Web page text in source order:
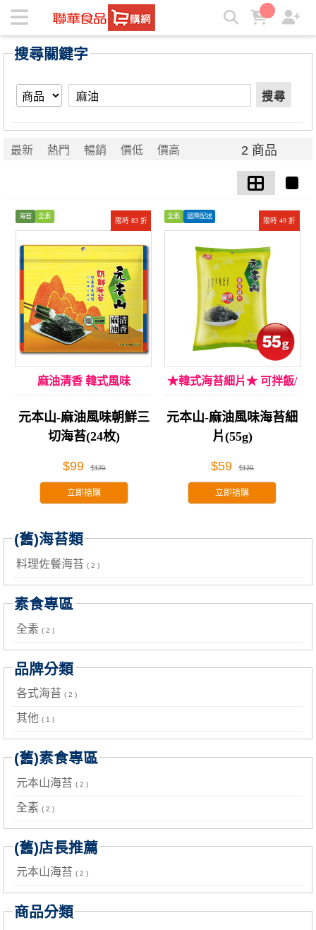
【麻油】搜尋結果 | ★聯華食品e購網★
搜尋關鍵字
搜尋
最新 熱門 暢銷 價低 價高 2 商品
限時 83 折
海苔 全素
麻油清香 韓式風味
元本山-麻油風味朝鮮三
切海苔(24枚)
$99 $120
立即搶購
限時 49 折
全素 國際配送
★韓式海苔細片★ 可拌飯/
入菜！
元本山-麻油風味海苔細
片(55g)
$59 $120
立即搶購
(舊)海苔類
料理佐餐海苔 ( 2 )
素食專區
全素 ( 2 )
品牌分類
各式海苔 ( 2 )
其他 ( 1 )
(舊)素食專區
元本山海苔 ( 2 )
全素 ( 2 )
(舊)店長推薦
元本山海苔 ( 2 )
商品分類